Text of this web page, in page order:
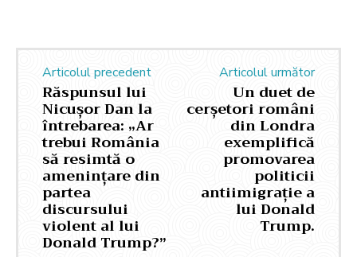
Articolul precedent
Răspunsul lui
Nicușor Dan la
întrebarea: „Ar
trebui România
să resimtă o
amenințare din
partea
discursului
violent al lui
Donald Trump?”
Articolul următor
Un duet de
cerșetori români
din Londra
exemplifică
promovarea
politicii
antiimigrație a
lui Donald
Trump.